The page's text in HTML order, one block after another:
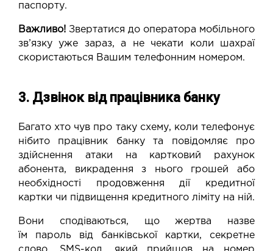
паспорту.
Важливо! Звертатися до оператора мобільного
зв’язку уже зараз, а не чекати коли шахраї
скористаються Вашим телефонним номером.
3. Дзвінок від працівника банку
Багато хто чув про таку схему, коли телефонує
нібито працівник банку та повідомляє про
здійснення атаки на картковий рахунок
абонента, викрадення з нього грошей або
необхідності продовження дії кредитної
картки чи підвищення кредитного ліміту на ній.
Вони сподіваються, що жертва назве
їм пароль від банківської картки, секретне